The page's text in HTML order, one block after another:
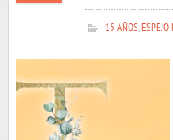
15 AÑOS,ESPEJO